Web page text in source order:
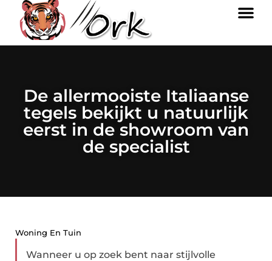
De allermooiste Italiaanse
tegels bekijkt u natuurlijk
eerst in de showroom van
de specialist
Woning En Tuin
Wanneer u op zoek bent naar stijlvolle